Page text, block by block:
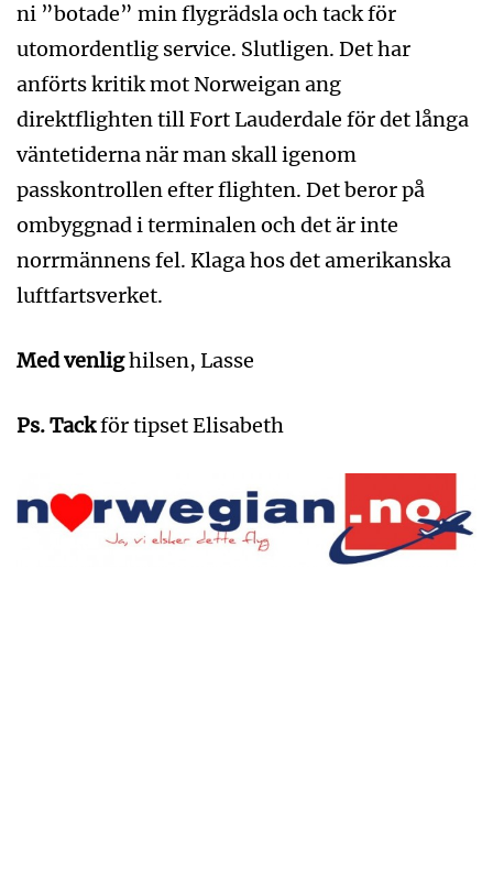
ni ”botade” min flygrädsla och tack för
utomordentlig service. Slutligen. Det har
anförts kritik mot Norweigan ang
direktflighten till Fort Lauderdale för det långa
väntetiderna när man skall igenom
passkontrollen efter flighten. Det beror på
ombyggnad i terminalen och det är inte
norrmännens fel. Klaga hos det amerikanska
luftfartsverket.
Med venlighilsen, Lasse
Ps. Tackför tipset Elisabeth